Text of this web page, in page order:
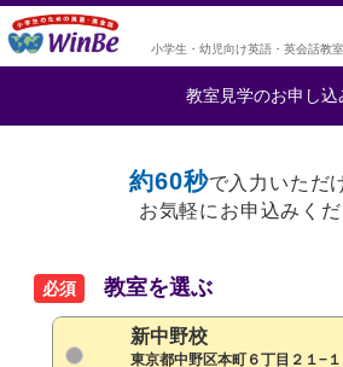
小学生・幼児向け英語・英会話教
教室見学のお申し込
約60秒で入力いただ
お気軽にお申込みくだ
必須 教室を選ぶ
新中野校
東京都中野区本町６丁目２１−